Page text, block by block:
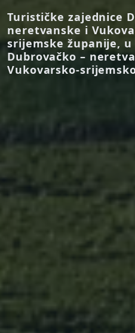
Turističke zajednice
neretvanske i
srijemske županije,
Dubrovačko –
Vukovarsko-